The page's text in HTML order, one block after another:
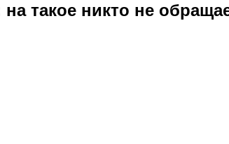
такое никто не